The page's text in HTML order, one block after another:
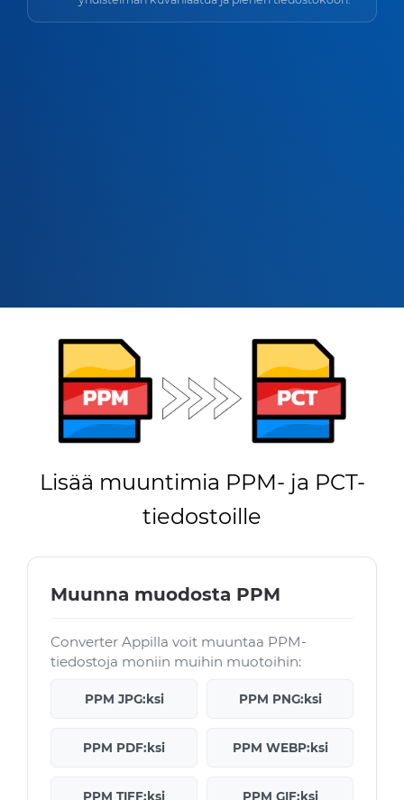
Lisää muuntimia PPM- ja PCT-
tiedostoille
Muunna muodosta PPM
Converter Appilla voit muuntaa PPM-
tiedostoja moniin muihin muotoihin:
PPM JPG:ksi PPM PNG:ksi
PPM PDF:ksi PPM WEBP:ksi
PPM TIFF:ksi PPM GIF:ksi